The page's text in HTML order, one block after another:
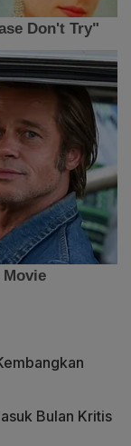
Bulan Kritis